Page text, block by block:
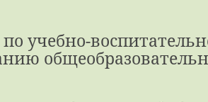
учебно-